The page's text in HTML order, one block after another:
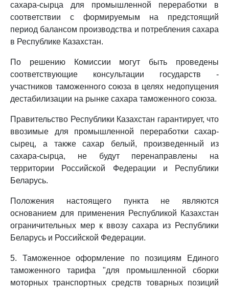
сахара-сырца для промышленной переработки в
соответствии с формируемым на предстоящий
период балансом производства и потребления сахара
в Республике Казахстан.
По решению Комиссии могут быть проведены
соответствующие консультации государств -
участников таможенного союза в целях недопущения
дестабилизации на рынке сахара таможенного союза.
Правительство Республики Казахстан гарантирует, что
ввозимые для промышленной переработки сахар-
сырец, а также сахар белый, произведенный из
сахара-сырца, не будут перенаправлены на
территории Российской Федерации и Республики
Беларусь.
Положения настоящего пункта не являются
основанием для применения Республикой Казахстан
ограничительных мер к ввозу сахара из Республики
Беларусь и Российской Федерации.
5. Таможенное оформление по позициям Единого
таможенного тарифа "для промышленной сборки
моторных транспортных средств товарных позиций